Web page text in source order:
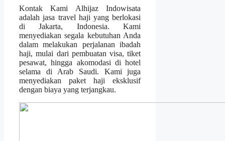
Kontak Kami Alhijaz Indowisata
adalah jasa travel haji yang berlokasi
di Jakarta, Indonesia. Kami
menyediakan segala kebutuhan Anda
dalam melakukan perjalanan ibadah
haji, mulai dari pembuatan visa, tiket
pesawat, hingga akomodasi di hotel
selama di Arab Saudi. Kami juga
menyediakan paket haji eksklusif
dengan biaya yang terjangkau.